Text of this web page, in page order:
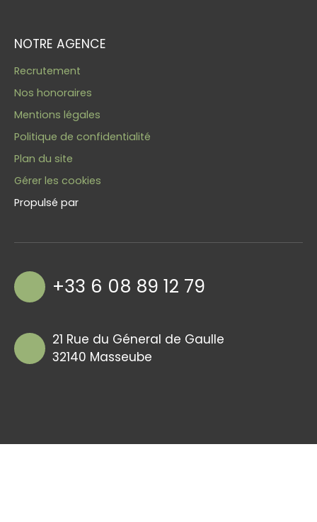
NOTRE AGENCE
Recrutement
Nos honoraires
Mentions légales
Politique de confidentialité
Plan du site
Gérer les cookies
Propulsé par
+33 6 08 89 12 79
21 Rue du Géneral de Gaulle
32140 Masseube